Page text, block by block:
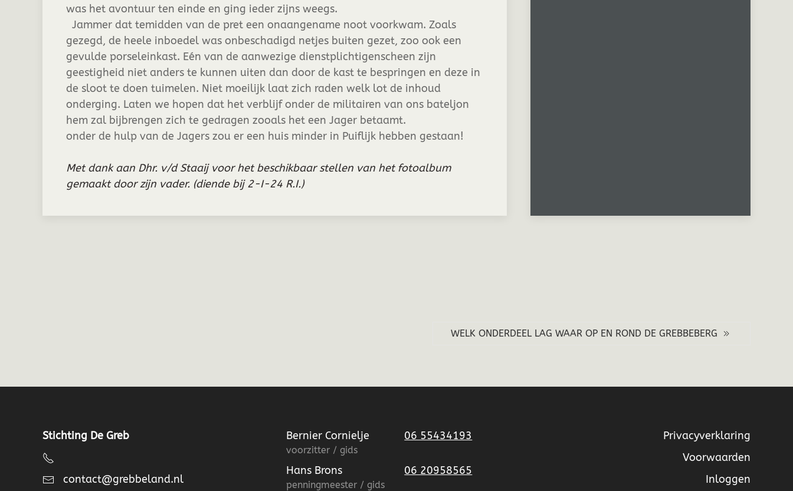
was het avontuur ten einde en ging ieder zijns weegs.
Jammer dat temidden van de pret een onaangename noot voorkwam. Zoals
gezegd, de heele inboedel was onbeschadigd netjes buiten gezet, zoo ook een
gevulde porseleinkast. Eén van de aanwezige dienstplichtigenscheen zijn
geestigheid niet anders te kunnen uiten dan door de kast te bespringen en deze in
de sloot te doen tuimelen. Niet moeilijk laat zich raden welk lot de inhoud
onderging. Laten we hopen dat het verblijf onder de militairen van ons bateljon
hem zal bijbrengen zich te gedragen zooals het een Jager betaamt.
onder de hulp van de Jagers zou er een huis minder in Puiflijk hebben gestaan!
Met dank aan Dhr. v/d Staaij voor het beschikbaar stellen van het fotoalbum
gemaakt door zijn vader. (diende bij 2-I-24 R.I.)
WELK ONDERDEEL LAG WAAR OP EN ROND DE GREBBEBERG
Stichting De Greb
contact@grebbeland.nl
Bernier Cornielje
voorzitter / gids
06 55434193
Hans Brons
penningmeester / gids
06 20958565
Privacyverklaring
Voorwaarden
Inloggen